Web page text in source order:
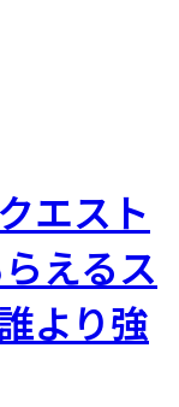
エスト
えるス
より強